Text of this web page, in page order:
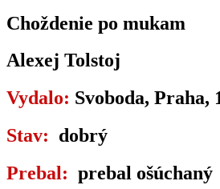
Choždenie po mukam
Alexej Tolstoj
Vydalo: Svoboda, Praha,
Stav: dobrý
Prebal: prebal ošúchaný